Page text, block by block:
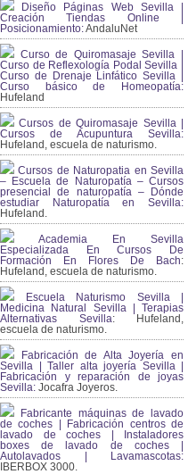
Diseño Páginas Web Sevilla |
Creación Tiendas Online |
Posicionamiento:AndaluNet
Curso de Quiromasaje Sevilla |
Curso de Reflexología Podal Sevilla |
Curso de Drenaje Linfático Sevilla |
Curso básico de Homeopatía:
Hufeland
Cursos de Quiromasaje Sevilla |
Cursos de Acupuntura Sevilla:
Hufeland, escuela de naturismo.
Cursos de Naturopatia en Sevilla
– Escuela de Naturopatía – Cursos
presencial de naturopatía – Dónde
estudiar Naturopatía en Sevilla:
Hufeland.
Academia En Sevilla
Especializada En Cursos De
Formación En Flores De Bach:
Hufeland, escuela de naturismo.
Escuela Naturismo Sevilla |
Medicina Natural Sevilla | Terapias
Alternativas Sevilla: Hufeland,
escuela de naturismo.
Fabricación de Alta Joyería en
Sevilla | Taller alta joyería Sevilla |
Fabricación y reparación de joyas
Sevilla: Jocafra Joyeros.
Fabricante máquinas de lavado
de coches | Fabricación centros de
lavado de coches | Instaladores
boxes de lavado de coches |
Autolavados | Lavamascotas:
IBERBOX 3000.